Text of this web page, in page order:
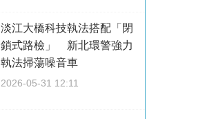
淡江大橋科技執法搭配「閉
鎖式路檢」 新北環警強力
執法掃蕩噪音車
2026-05-31 12:11